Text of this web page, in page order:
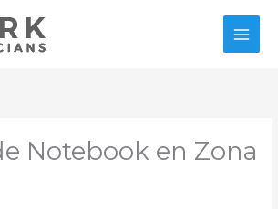
Notebook en Zona